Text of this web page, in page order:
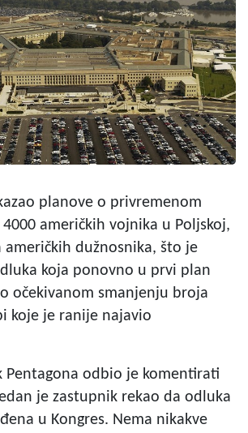
planove o privremenom
američkih vojnika u Poljskoj,
američkih dužnosnika, što je
koja ponovno u prvi plan
očekivanom smanjenju broja
koje je ranije najavio
Pentagona odbio je komentirati
je zastupnik rekao da odluka
u Kongres. Nema nikakve